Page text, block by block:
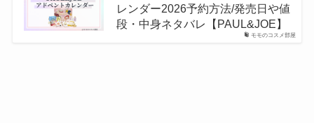
モモのコスメ部屋
レンダー2026予約方法/発売日や値
段・中身ネタバレ【PAUL&JOE】